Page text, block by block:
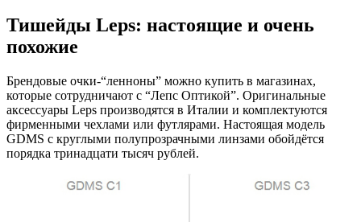
Тишейды Leps: настоящие и очень
похожие
Брендовые очки-“ленноны” можно купить в магазинах,
которые сотрудничают с “Лепс Оптикой”. Оригинальные
аксессуары Leps производятся в Италии и комплектуются
фирменными чехлами или футлярами. Настоящая модель
GDMS c круглыми полупрозрачными линзами обойдётся
порядка тринадцати тысяч рублей.